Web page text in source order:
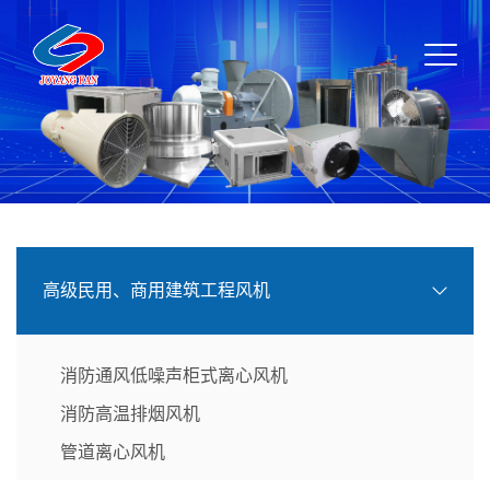
高级民用、商用建筑工程风机
消防通风低噪声柜式离心风机
消防高温排烟风机
管道离心风机